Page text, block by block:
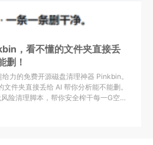
，看不懂的文件夹直接丢
删！
力的免费开源磁盘清理神器 Pinkbin。
件夹直接丢给 AI 帮你分析能不能删。
险清理脚本，帮你安全榨干每一G空